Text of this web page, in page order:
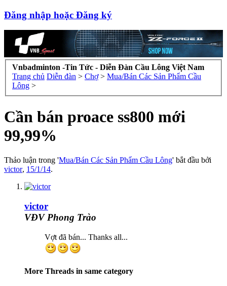
Đăng nhập hoặc Đăng ký
Vnbadminton -Tin Tức - Diễn Đàn Cầu Lông Việt Nam
Trang chủ Diễn đàn > Chợ > Mua/Bán Các Sản Phẩm Cầu
Lông >
Cần bán proace ss800 mới
99,99%
Thảo luận trong 'Mua/Bán Các Sản Phẩm Cầu Lông' bắt đầu bởi
victor, 15/1/14.
victor
VĐV Phong Trào
Vợt đã bán... Thanks all...
More Threads in same category